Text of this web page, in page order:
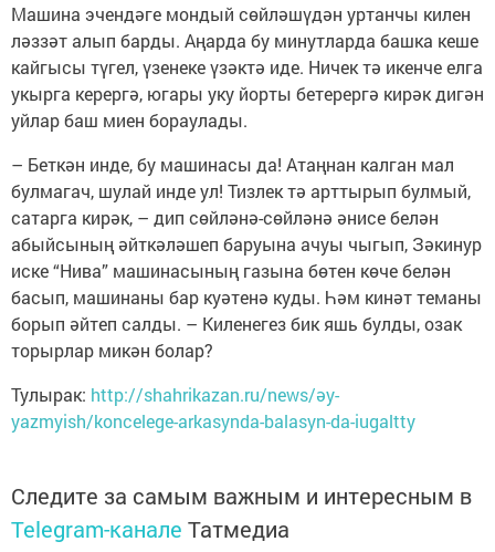
Машина эчендәге мондый сөйләшүдән уртанчы килен
ләззәт алып барды. Аңарда бу минутларда башка кеше
кайгысы түгел, үзенеке үзәктә иде. Ничек тә икенче елга
укырга керергә, югары уку йорты бетерергә кирәк дигән
уйлар баш миен бораулады.
– Беткән инде, бу машинасы да! Атаңнан калган мал
булмагач, шулай инде ул! Тизлек тә арттырып булмый,
сатарга кирәк, – дип сөйләнә-сөйләнә әнисе белән
абыйсының әйткәләшеп баруына ачуы чыгып, Зәкинур
иске “Нива” машинасының газына бөтен көче белән
басып, машинаны бар куәтенә куды. Һәм кинәт теманы
борып әйтеп салды. – Киленегез бик яшь булды, озак
торырлар микән болар?
Тулырак: http://shahrikazan.ru/news/әy-
yazmyish/koncelege-arkasynda-balasyn-da-iugaltty
Следите за самым важным и интересным в
Telegram-канале Татмедиа